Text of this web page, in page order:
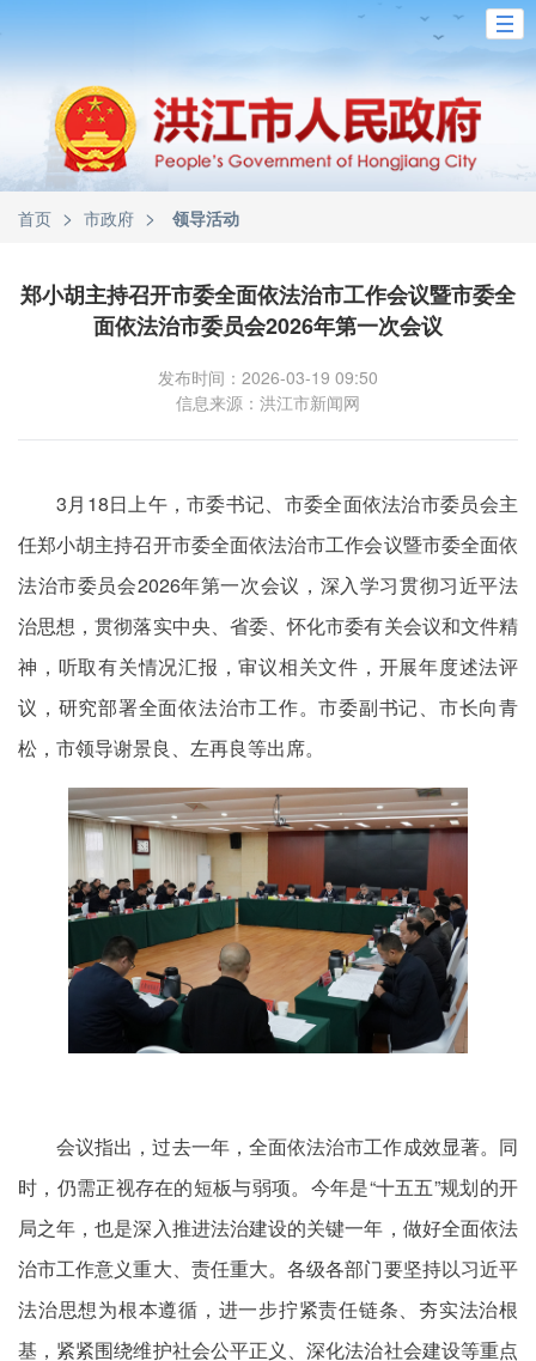
首页 > 市政府 > 领导活动
郑小胡主持召开市委全面依法治市工作会议暨市委全
面依法治市委员会2026年第一次会议
发布时间：2026-03-19 09:50
信息来源：洪江市新闻网
3月18日上午，市委书记、市委全面依法治市委员会主
任郑小胡主持召开市委全面依法治市工作会议暨市委全面依
法治市委员会2026年第一次会议，深入学习贯彻习近平法
治思想，贯彻落实中央、省委、怀化市委有关会议和文件精
神，听取有关情况汇报，审议相关文件，开展年度述法评
议，研究部署全面依法治市工作。市委副书记、市长向青
松，市领导谢景良、左再良等出席。
会议指出，过去一年，全面依法治市工作成效显著。同
时，仍需正视存在的短板与弱项。今年是“十五五”规划的开
局之年，也是深入推进法治建设的关键一年，做好全面依法
治市工作意义重大、责任重大。各级各部门要坚持以习近平
法治思想为根本遵循，进一步拧紧责任链条、夯实法治根
基，紧紧围绕维护社会公平正义、深化法治社会建设等重点